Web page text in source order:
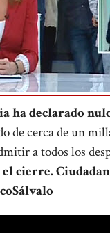
ha declarado
de cerca de un
a todos los
cierre.